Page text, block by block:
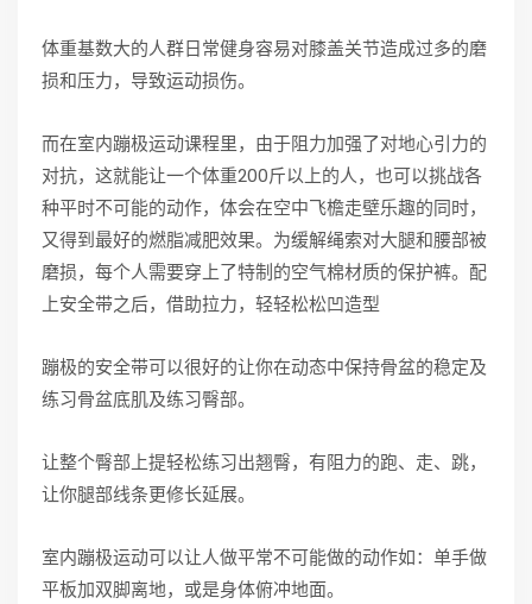
体重基数大的人群日常健身容易对膝盖关节造成过多的磨
损和压力，导致运动损伤。
而在室内蹦极运动课程里，由于阻力加强了对地心引力的
对抗，这就能让一个体重200斤以上的人，也可以挑战各
种平时不可能的动作，体会在空中飞檐走壁乐趣的同时，
又得到最好的燃脂减肥效果。为缓解绳索对大腿和腰部被
磨损，每个人需要穿上了特制的空气棉材质的保护裤。配
上安全带之后，借助拉力，轻轻松松凹造型
蹦极的安全带可以很好的让你在动态中保持骨盆的稳定及
练习骨盆底肌及练习臀部。
让整个臀部上提轻松练习出翘臀，有阻力的跑、走、跳，
让你腿部线条更修长延展。
室内蹦极运动可以让人做平常不可能做的动作如：单手做
平板加双脚离地，或是身体俯冲地面。